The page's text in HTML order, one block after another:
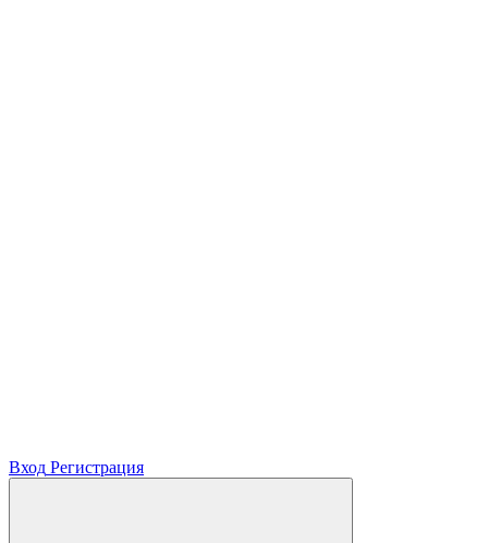
Вход Регистрация